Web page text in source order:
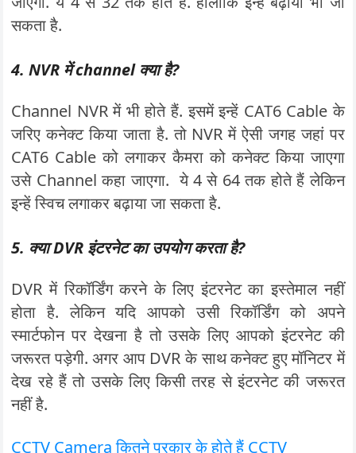
सकता है.
4. NVR में channel क्या है?
Channel NVR में भी होते हैं. इसमें इन्हें CAT6 Cable के
जरिए कनेक्ट किया जाता है. तो NVR में ऐसी जगह जहां पर
CAT6 Cable को लगाकर कैमरा को कनेक्ट किया जाएगा
उसे Channel कहा जाएगा. ये 4 से 64 तक होते हैं लेकिन
इन्हें स्विच लगाकर बढ़ाया जा सकता है.
5. क्या DVR इंटरनेट का उपयोग करता है?
DVR में रिकॉर्डिंग करने के लिए इंटरनेट का इस्तेमाल नहीं
होता है. लेकिन यदि आपको उसी रिकॉर्डिंग को अपने
स्मार्टफोन पर देखना है तो उसके लिए आपको इंटरनेट की
जरूरत पड़ेगी. अगर आप DVR के साथ कनेक्ट हुए मॉनिटर में
देख रहे हैं तो उसके लिए किसी तरह से इंटरनेट की जरूरत
नहीं है.
CCTV Camera कितने प्रकार के होते हैं CCTV